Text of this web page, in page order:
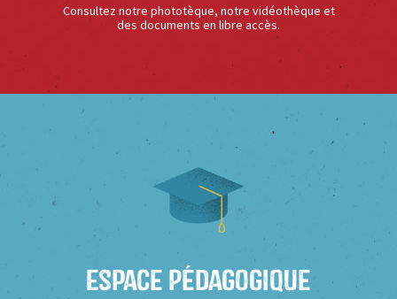
Consultez notre phototèque, notre vidéothèque et
des documents en libre accès.
Espace Pédagogique